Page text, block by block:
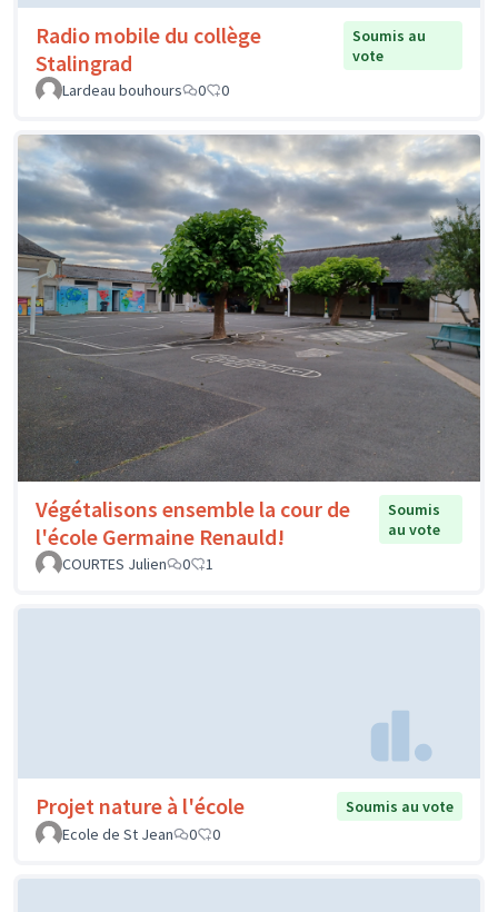
Radio mobile du collège
Stalingrad
Soumis au
vote
Lardeau bouhours
0 0
Végétalisons ensemble la cour de
l'école Germaine Renauld!
Soumis
au vote
COURTES Julien
0 1
Projet nature à l'école
Soumis au vote
Ecole de St Jean
0 0